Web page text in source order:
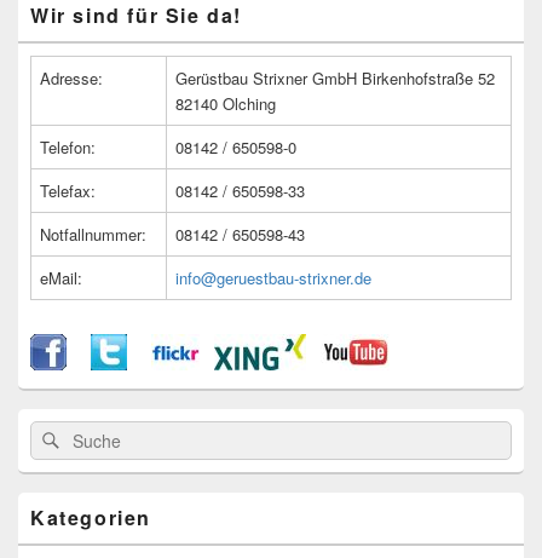
Seitenleisten
Widget-
Wir sind für Sie da!
Adresse:
Gerüstbau Strixner GmbH Birkenhofstraße 52
82140 Olching
Telefon:
08142 / 650598-0
Telefax:
08142 / 650598-33
Notfallnummer:
08142 / 650598-43
eMail:
info@geruestbau-strixner.de
Suche
nach:
Suche
Kategorien